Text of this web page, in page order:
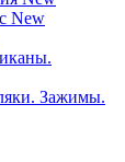
New
Зажимы.